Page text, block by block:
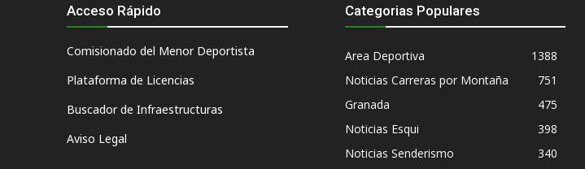
Acceso Rápido
Comisionado del Menor Deportista
Plataforma de Licencias
Buscador de Infraestructuras
Aviso Legal
Categorias Populares
Area Deportiva
1388
Noticias Carreras por Montaña
751
Granada
475
Noticias Esqui
398
Noticias Senderismo
340